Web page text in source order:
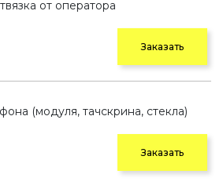
от оператора
Заказать
(модуля, тачскрина, стекла)
Заказать